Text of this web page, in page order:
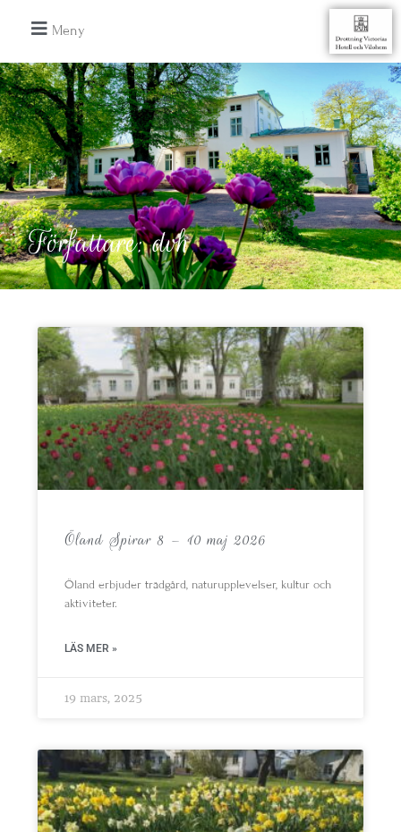
Författare:dvh
Öland Spirar 8 – 10 maj 2026
Öland erbjuder trädgård, naturupplevelser, kultur och
aktiviteter.
LÄS MER »
19 mars, 2025